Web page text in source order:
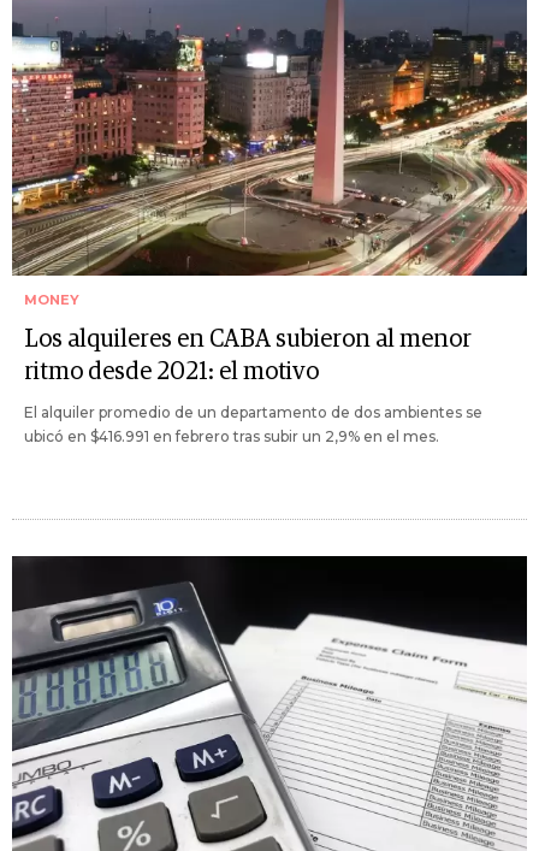
MONEY
Los alquileres en CABA subieron al menor
ritmo desde 2021: el motivo
El alquiler promedio de un departamento de dos ambientes se
ubicó en $416.991 en febrero tras subir un 2,9% en el mes.